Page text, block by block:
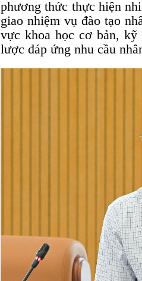
phương thức thực hiện
giao nhiệm vụ đào tạo
vực khoa học cơ bản, kỹ
lược đáp ứng nhu cầu